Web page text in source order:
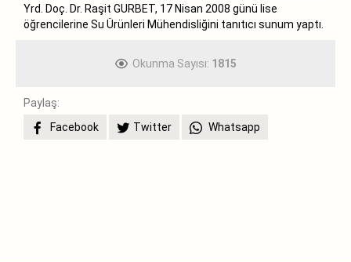
Yrd. Doç. Dr. Raşit GURBET, 17 Nisan 2008 günü lise
öğrencilerine Su Ürünleri Mühendisliğini tanıtıcı sunum yaptı.
Okunma Sayısı: 1815
Paylaş:
Facebook
Twitter Whatsapp